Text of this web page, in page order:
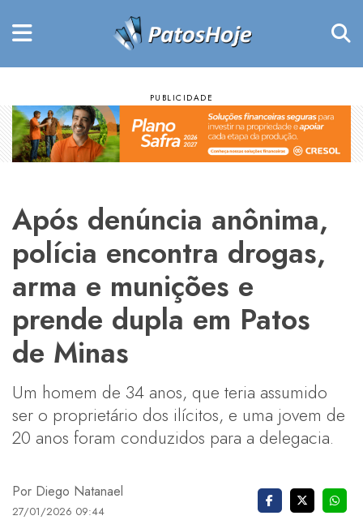
Após denúncia anônima,
polícia encontra drogas,
arma e munições e
prende dupla em Patos
de Minas
Um homem de 34 anos, que teria assumido
ser o proprietário dos ilícitos, e uma jovem de
20 anos foram conduzidos para a delegacia.
Por Diego Natanael
27/01/2026 09:44